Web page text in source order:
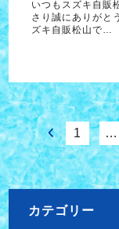
いつもスズキ自販
さり誠にありが
ズキ自販松山で…
1 …
カテゴリー